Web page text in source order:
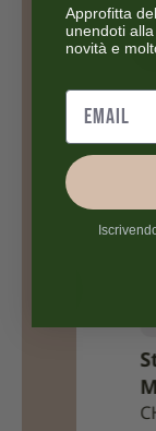
Approfitta
unendoti
novità e